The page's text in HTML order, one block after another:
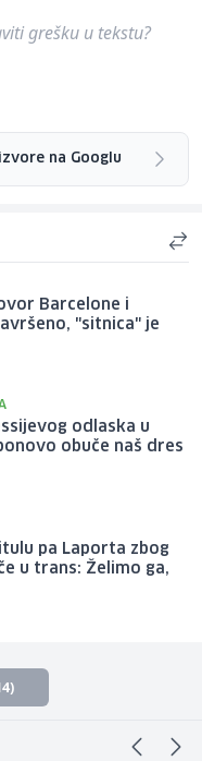
grešku u tekstu?
na Googlu
Barcelone i
"sitnica" je
odlaska u
obuče naš dres
pa Laporta zbog
u trans: Želimo ga,